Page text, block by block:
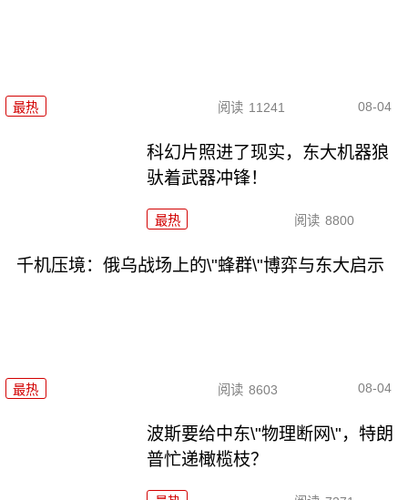
最热 阅读 11241 08-04
科幻片照进了现实，东大机器狼
驮着武器冲锋！
最热 阅读 8800
千机压境：俄乌战场上的\"蜂群\"博弈与东大启示
最热 阅读 8603 08-04
波斯要给中东\"物理断网\"，特朗
普忙递橄榄枝？